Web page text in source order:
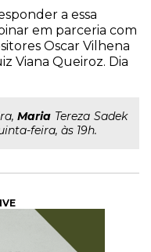
a essa
em parceria com
Oscar Vilhena
Viana Queiroz. Dia
Maria Tereza Sadek
feira, às 19h.